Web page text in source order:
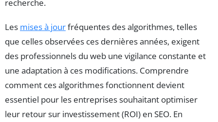
recherche.
Les mises à jourfréquentes des algorithmes, telles
que celles observées ces dernières années, exigent
des professionnels du web une vigilance constante et
une adaptation à ces modifications. Comprendre
comment ces algorithmes fonctionnent devient
essentiel pour les entreprises souhaitant optimiser
leur retour sur investissement (ROI) en SEO. En